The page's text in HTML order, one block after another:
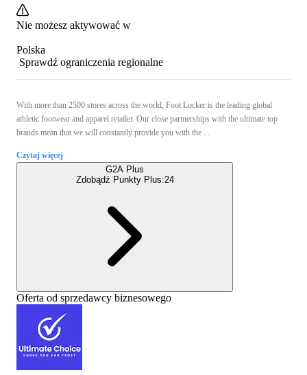
Nie możesz aktywować w
Polska
Sprawdź ograniczenia regionalne
With more than 2500 stores across the world, Foot Locker is the leading global
athletic footwear and apparel retailer. Our close partnerships with the ultimate top
brands mean that we will constantly provide you with the ...
Czytaj więcej
G2A Plus
Zdobądź Punkty Plus:24
Oferta od sprzedawcy biznesowego